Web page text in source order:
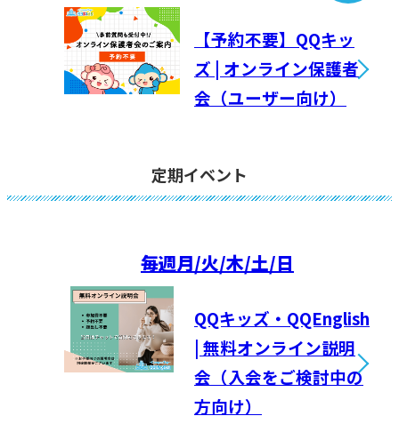
【予約不要】QQキッ
ズ | オンライン保護者
会（ユーザー向け）
定期イベント
毎週月/火/木/土/日
QQキッズ・QQEnglish
| 無料オンライン説明
会（入会をご検討中の
方向け）